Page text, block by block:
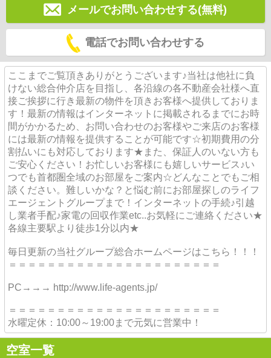
メールでお問い合わせする(無料)
電話でお問い合わせする
ここまでご覧頂きありがとうございます♪当社は他社に負
けない総合仲介店を目指し、各沿線の各不動産会社様へ直
接ご挨拶に行き最新の物件を頂きお客様へ提供しておりま
す！最新の情報はインターネットに掲載されるまでにお時
間がかかるため、お問い合わせのお客様やご来店のお客様
には最新の情報を提供することが可能です☆初期費用の分
割払いにも対応しております★また、保証人のいない方も
ご安心ください！お忙しいお客様にも嬉しいサービス♪い
つでも首都圏全域のお部屋をご案内☆どんなことでもご相
談ください。難しいかな？と悩む前にお部屋探しのライフ
エージェントグループまで！インターネットの手続♪引越
し業者手配♪家電の回収作業etc..お気軽にご連絡ください★
各線主要駅より徒歩1分以内★
毎日更新の当社グループ総合ホームページはこちら！！！
＝＝＝＝＝＝＝＝＝＝＝＝＝＝＝＝＝＝＝＝＝＝
PC→→→ http://www.life-agents.jp/
＝＝＝＝＝＝＝＝＝＝＝＝＝＝＝＝＝＝＝＝＝＝
水曜定休：10:00～19:00まで元気に営業中！
空室一覧